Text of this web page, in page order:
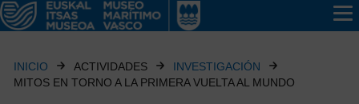
INICIO ACTIVIDADES
INVESTIGACIÓN
MITOS EN TORNO A LA PRIMERA VUELTA AL MUNDO